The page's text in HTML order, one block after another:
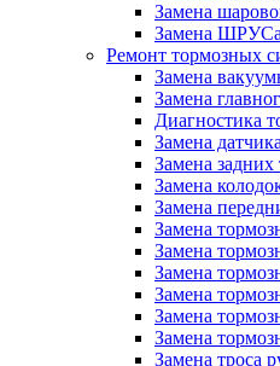
Замена
Замена ШРУСа
Ремонт тормозных
Замена
Замена
Диагностика
Замена
Замена
Замена
Замена
Замена
Замена
Замена
Замена
Замена
Замена
Замена троса